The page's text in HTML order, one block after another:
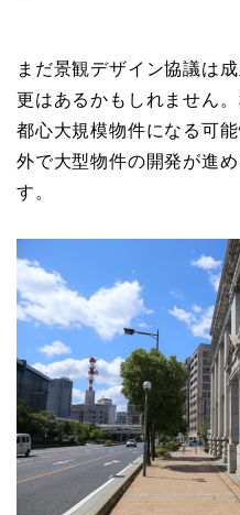
まだ景観デザイン協議は
更はあるかもしれません
都心大規模物件になる可
外で大型物件の開発が進
す。